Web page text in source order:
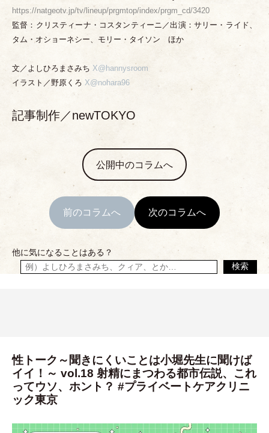
https://natgeotv.jp/tv/lineup/prgmtop/index/prgm_cd/3420
監督：クリスティーナ ・ コスタンティーニ／出演：サリー ・ ライド、
タム ・オショーネシー、モリー ・ タイソン ほか
文／よしひろまさみち X@hannysroom
イラスト／野原くろ X@nohara96
記事制作／newTOKYO
公開中のコラムへ
前のコラムへ 次のコラムへ
他に気になることはある？
検索
性トーク～聞きにくいことは小堀先生に聞けば
イイ！～ vol.18 射精にまつわる都市伝説、これ
ってウソ、ホント？ #プライベートケアクリニ
ック東京